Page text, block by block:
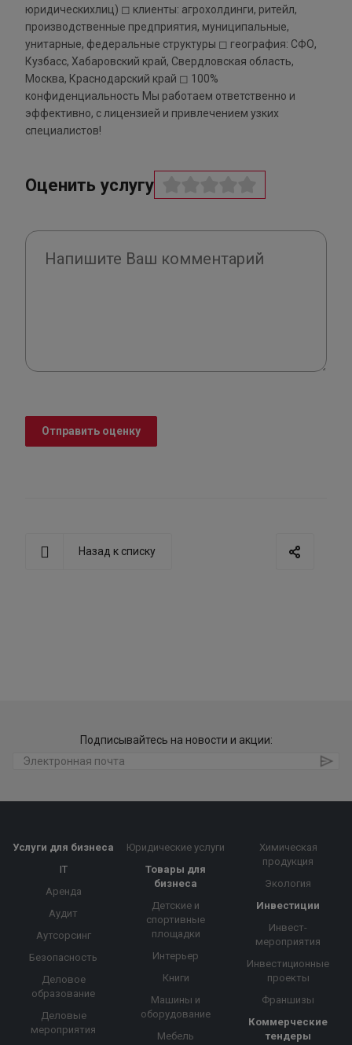
юридическихлиц) ◻ клиенты: агрохолдинги, ритейл,
производственные предприятия, муниципальные,
унитарные, федеральные структуры ◻ география: СФО,
Кузбасс, Хабаровский край, Свердловская область,
Москва, Краснодарский край ◻ 100%
конфиденциальность Мы работаем ответственно и
эффективно, с лицензией и привлечением узких
специалистов!
Оценить услугу
Отправить оценку
Назад к списку
Подписывайтесь на новости и акции:
Услуги для бизнеса
IT
Аренда
Аудит
Аутсорсинг
Безопасность
Деловое
образование
Деловые
мероприятия
Юридические услуги
Товары для
бизнеса
Детские и
спортивные
площадки
Интерьер
Книги
Машины и
оборудование
Мебель
Химическая
продукция
Экология
Инвестиции
Инвест-
мероприятия
Инвестиционные
проекты
Франшизы
Коммерческие
тендеры